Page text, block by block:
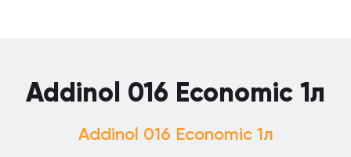
Addinol 016 Economic 1л
Addinol 016 Economic 1л